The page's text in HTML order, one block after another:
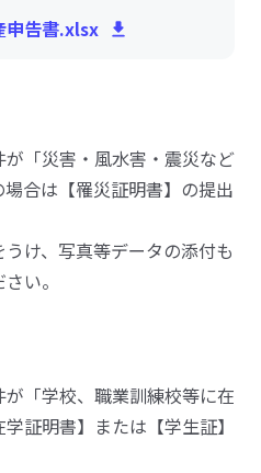
申告書.xlsx
「災害・風水害・震災など
合は【罹災証明書】の提出
け、写真等データの添付も
い。
「学校、職業訓練校等に在
証明書】または【学生証】